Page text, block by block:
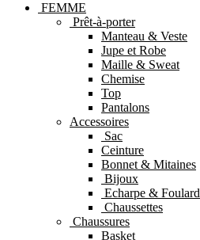
FEMME
Prêt-à-porter
Manteau & Veste
Jupe et Robe
Maille & Sweat
Chemise
Top
Pantalons
Accessoires
Sac
Ceinture
Bonnet & Mitaines
Bijoux
Echarpe & Foulard
Chaussettes
Chaussures
Basket